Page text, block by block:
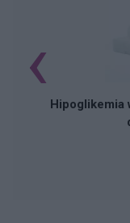
Hipoglikemia
‹